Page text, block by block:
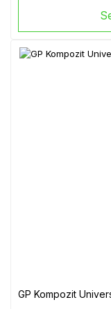
GP Kompozit